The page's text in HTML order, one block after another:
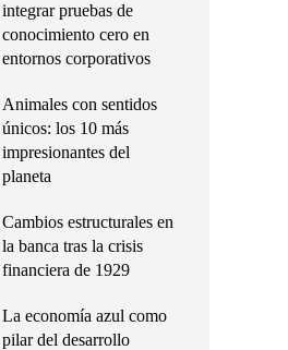
integrar pruebas de
conocimiento cero en
entornos corporativos
Animales con sentidos
únicos: los 10 más
impresionantes del
planeta
Cambios estructurales en
la banca tras la crisis
financiera de 1929
La economía azul como
pilar del desarrollo